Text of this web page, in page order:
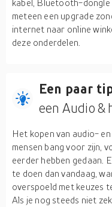
kabel, Bluetooth-
meteen een upgrade
internet naar online
deze onderdelen.
Een paar
een Audio &
Het kopen van audio-
mensen bang voor zijn,
eerder hebben gedaan.
te doen dan vandaag,
overspoeld met keuzes
Als je nog steeds niet